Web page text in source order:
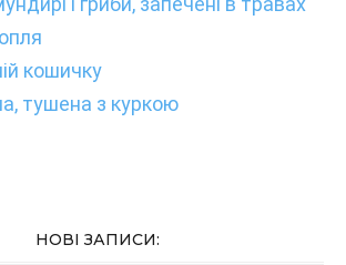
кошичку
тушена з куркою
НОВІ ЗАПИСИ: